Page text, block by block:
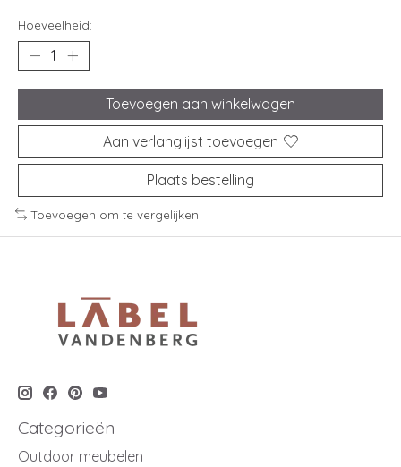
Hoeveelheid:
Toevoegen aan winkelwagen
Aan verlanglijst toevoegen
Plaats bestelling
Toevoegen om te vergelijken
Categorieën
Outdoor meubelen